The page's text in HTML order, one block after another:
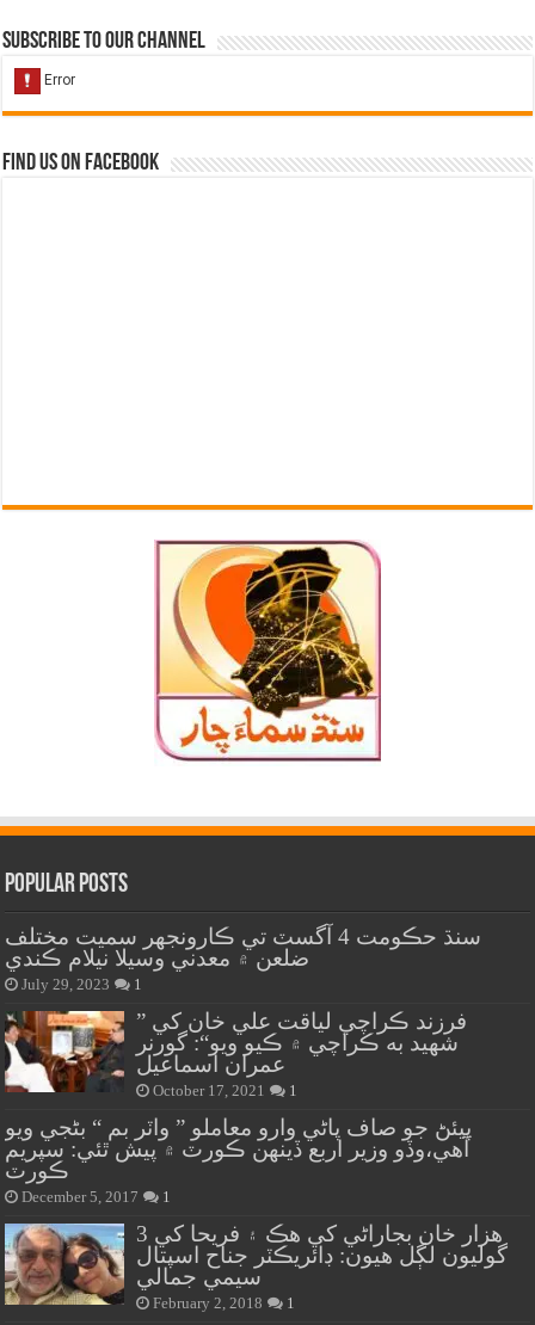
Subscribe to our Channel
Find us on Facebook
Popular Posts
سنڌ حڪومت 4 آگسٽ تي ڪارونجهر سميت مختلف
ضلعن ۾ معدني وسيلا نيلام ڪندي
July 29, 2023 1
” فرزند ڪراچي لياقت علي خان کي
شهيد به ڪراچي ۾ ڪيو ويو“: گورنر
عمران اسماعيل
October 17, 2021 1
پيئڻ جو صاف پاڻي وارو معاملو ” واٽر بم “ بڻجي ويو
آهي،وڏو وزير اربع ڏينهن ڪورٽ ۾ پيش ٿئي: سپريم
ڪورٽ
December 5, 2017 1
هزار خان بجاراڻي کي هڪ ۽ فريحا کي 3
گوليون لڳل هيون: ڊائريڪٽر جناح اسپتال
سيمي جمالي
February 2, 2018 1